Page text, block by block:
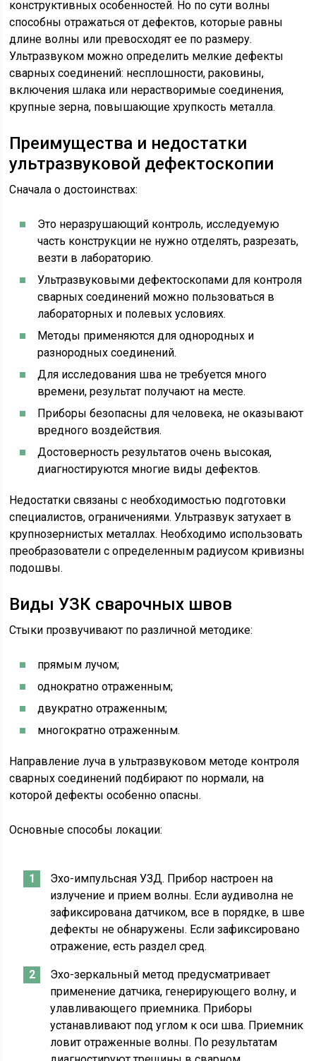
конструктивных особенностей. Но по сути волны
способны отражаться от дефектов, которые равны
длине волны или превосходят ее по размеру.
Ультразвуком можно определить мелкие дефекты
сварных соединений: несплошности, раковины,
включения шлака или нерастворимые соединения,
крупные зерна, повышающие хрупкость металла.
Преимущества и недостатки
ультразвуковой дефектоскопии
Сначала о достоинствах:
Это неразрушающий контроль, исследуемую
часть конструкции не нужно отделять, разрезать,
везти в лабораторию.
Ультразвуковыми дефектоскопами для контроля
сварных соединений можно пользоваться в
лабораторных и полевых условиях.
Методы применяются для однородных и
разнородных соединений.
Для исследования шва не требуется много
времени, результат получают на месте.
Приборы безопасны для человека, не оказывают
вредного воздействия.
Достоверность результатов очень высокая,
диагностируются многие виды дефектов.
Недостатки связаны с необходимостью подготовки
специалистов, ограничениями. Ультразвук затухает в
крупнозернистых металлах. Необходимо использовать
преобразователи с определенным радиусом кривизны
подошвы.
Виды УЗК сварочных швов
Стыки прозвучивают по различной методике:
прямым лучом;
однократно отраженным;
двукратно отраженным;
многократно отраженным.
Направление луча в ультразвуковом методе контроля
сварных соединений подбирают по нормали, на
которой дефекты особенно опасны.
Основные способы локации:
Эхо-импульсная УЗД. Прибор настроен на
излучение и прием волны. Если аудиволна не
зафиксирована датчиком, все в порядке, в шве
дефекты не обнаружены. Если зафиксировано
отражение, есть раздел сред.
Эхо-зеркальный метод предусматривает
применение датчика, генерирующего волну, и
улавливающего приемника. Приборы
устанавливают под углом к оси шва. Приемник
ловит отраженные волны. По результатам